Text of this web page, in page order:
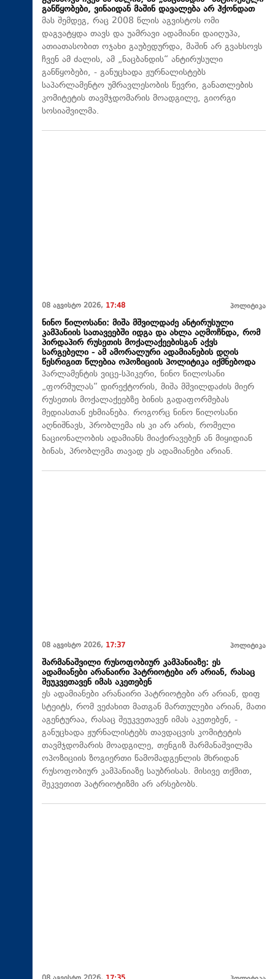
განწყობები, ვინაიდან მაშინ დავალება არ ჰქონდათ
მას შემდეგ, რაც 2008 წლის აგვისტოს ომი
დაგვატყდა თავს და უამრავი ადამიანი დაიღუპა,
ათიათასობით ოჯახი გაუბედურდა, მაშინ არ გვახსოვს
ჩვენ ამ ძალის, ამ „ნაცბანდის“ ანტირუსული
განწყობები, - განუცხადა ჟურნალისტებს
საპარლამენტო უმრავლესობის წევრი, განათლების
კომიტეტის თავმჯდომარის მოადგილე, გიორგი
სოსიაშვილმა.
08 აგვისტო 2026, 17:48 პოლიტიკა
ნინო წილოსანი: მიშა მშვილდაძე ანტირუსული
კამპანიის სათავეებში იდგა და ახლა აღმოჩნდა, რომ
პირდაპირ რუსეთის მოქალაქეებისგან აქვს
სარგებელი - ამ ამორალური ადამიანების დღის
წესრიგით წლებია ოპოზიციის პოლიტიკა იქმნებოდა
პარლამენტის ვიცე-სპიკერი, ნინო წილოსანი
„ფორმულას“ დირექტორის, მიშა მშვილდაძის მიერ
რუსეთის მოქალაქეებზე ბინის გადაფორმებას
მედიასთან ეხმიანება. როგორც ნინო წილოსანი
აღნიშნავს, პრობლემა ის კი არ არის, რომელი
ნაციონალობის ადამიანს მიაქირავებენ ან მიყიდიან
ბინას, პრობლემა თავად ეს ადამიანები არიან.
08 აგვისტო 2026, 17:37 პოლიტიკა
შარმანაშვილი რუსოფობიურ კამპანიაზე: ეს
ადამიანები არანაირი პატრიოტები არ არიან, რასაც
შეუკვეთავენ იმას აკეთებენ
ეს ადამიანები არანაირი პატრიოტები არ არიან, დიფ
სტეიტს, რომ ვეძახით მათგან მართულები არიან, მათი
აგენტურაა, რასაც შეუკვეთავენ იმას აკეთებენ, -
განუცხადა ჟურნალისტებს თავდაცვის კომიტეტის
თავმჯდომარის მოადგილე, თენგიზ შარმანაშვილმა
ოპოზიციის ზოგიერთი წამომადგენლის მხრიდან
რუსოფობიურ კამპანიაზე საუბრისას. მისივე თქმით,
შეკვეთით პატრიოტიზმი არ არსებობს.